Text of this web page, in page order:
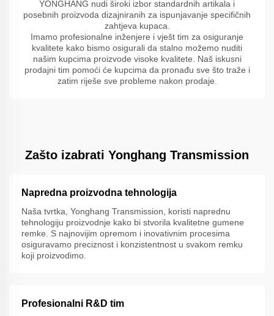
YONGHANG nudi široki izbor standardnih artikala i
posebnih proizvoda dizajniranih za ispunjavanje specifičnih
zahtjeva kupaca.
Imamo profesionalne inženjere i vješt tim za osiguranje
kvalitete kako bismo osigurali da stalno možemo nuditi
našim kupcima proizvode visoke kvalitete. Naš iskusni
prodajni tim pomoći će kupcima da pronađu sve što traže i
zatim riješe sve probleme nakon prodaje.
Zašto izabrati Yonghang Transmission
Napredna proizvodna tehnologija
Naša tvrtka, Yonghang Transmission, koristi naprednu
tehnologiju proizvodnje kako bi stvorila kvalitetne gumene
remke. S najnovijim opremom i inovativnim procesima
osiguravamo preciznost i konzistentnost u svakom remku
koji proizvodimo.
Profesionalni R&D tim